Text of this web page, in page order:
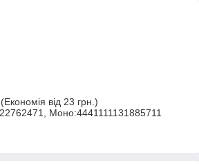
від 23 грн.)
Моно:4441111131885711